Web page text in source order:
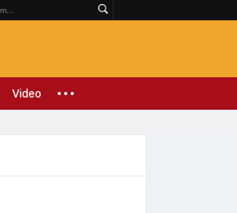
Video